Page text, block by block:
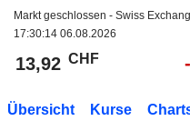
Markt geschlossen - Swiss
17:30:14 06.08.2026
13,92 CHF
Übersicht Kurse